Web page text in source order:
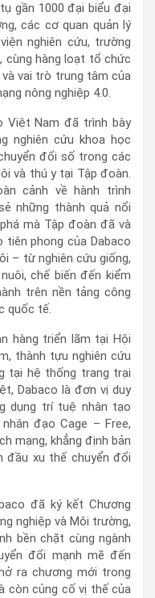
gần 1000 đại biểu đại
các cơ quan quản lý
nghiên cứu, trường
cùng hàng loạt tổ chức
vai trò trung tâm của
nông nghiệp 4.0.
Việt Nam đã trình bày
nghiên cứu khoa học
đổi số trong các
và thú y tại Tập đoàn.
cảnh về hành trình
những thành quả nổi
mà Tập đoàn đã và
tiên phong của Dabaco
– từ nghiên cứu giống,
chế biến đến kiểm
trên nền tảng công
quốc tế.
hàng triển lãm tại Hội
thành tựu nghiên cứu
tại hệ thống trang trại
Dabaco là đơn vị duy
dụng trí tuệ nhân tạo
đạo Cage – Free,
mạng, khẳng định bản
đầu xu thế chuyển đổi
đã ký kết Chương
nghiệp và Môi trường,
bền chặt cùng ngành
đổi mạnh mẽ đến
ra chương mới trong
còn củng cố vị thế của